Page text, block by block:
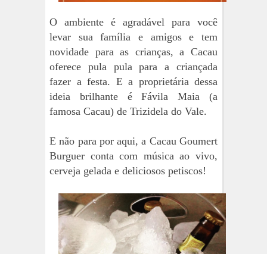
O ambiente é agradável para você
levar sua família e amigos e tem
novidade para as crianças, a Cacau
oferece pula pula para a criançada
fazer a festa. E a proprietária dessa
ideia brilhante é Fávila Maia (a
famosa Cacau) de Trizidela do Vale.
E não para por aqui, a Cacau Goumert
Burguer conta com música ao vivo,
cerveja gelada e deliciosos petiscos!